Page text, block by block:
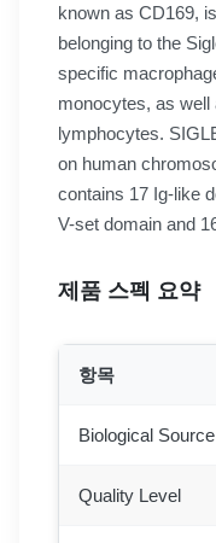
known as CD169,
belonging to the
specific
monocytes, as
lymphocytes.
on human
contains 17 Ig-like
V-set domain and
제품 스펙 요약
항목
Biological Source
Quality Level